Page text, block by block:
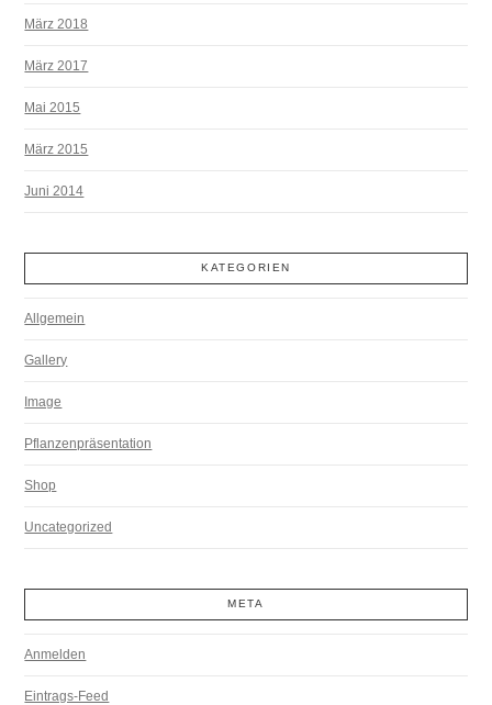
März 2018
März 2017
Mai 2015
März 2015
Juni 2014
KATEGORIEN
Allgemein
Gallery
Image
Pflanzenpräsentation
Shop
Uncategorized
META
Anmelden
Eintrags-Feed